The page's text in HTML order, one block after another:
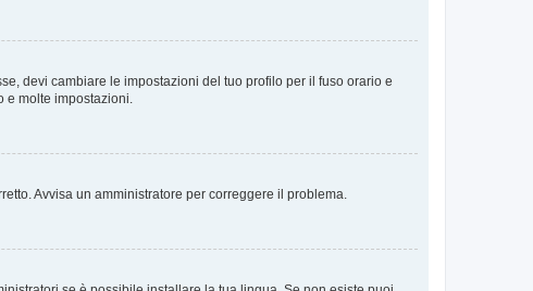
devi cambiare le impostazioni del tuo profilo per il fuso orario e
e molte impostazioni.
Avvisa un amministratore per correggere il problema.